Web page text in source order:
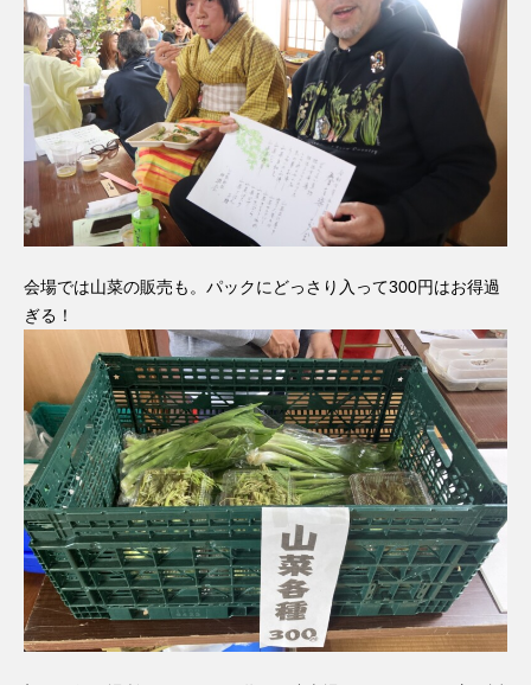
会場では山菜の販売も。パックにどっさり入って300円はお得過
ぎる！